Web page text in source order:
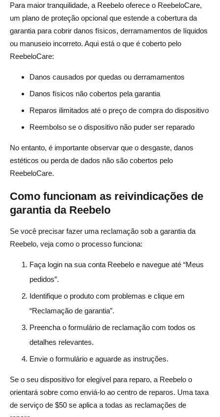
Para maior tranquilidade, a Reebelo oferece o ReebeloCare,
um plano de proteção opcional que estende a cobertura da
garantia para cobrir danos físicos, derramamentos de líquidos
ou manuseio incorreto. Aqui está o que é coberto pelo
ReebeloCare:
Danos causados por quedas ou derramamentos
Danos físicos não cobertos pela garantia
Reparos ilimitados até o preço de compra do dispositivo
Reembolso se o dispositivo não puder ser reparado
No entanto, é importante observar que o desgaste, danos
estéticos ou perda de dados não são cobertos pelo
ReebeloCare.
Como funcionam as reivindicações de
garantia da Reebelo
Se você precisar fazer uma reclamação sob a garantia da
Reebelo, veja como o processo funciona:
Faça login na sua conta Reebelo e navegue até “Meus
pedidos”.
Identifique o produto com problemas e clique em
“Reclamação de garantia”.
Preencha o formulário de reclamação com todos os
detalhes relevantes.
Envie o formulário e aguarde as instruções.
Se o seu dispositivo for elegível para reparo, a Reebelo o
orientará sobre como enviá-lo ao centro de reparos. Uma taxa
de serviço de $50 se aplica a todas as reclamações de